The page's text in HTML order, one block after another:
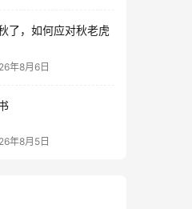
了，如何应对秋老虎
年8月6日
年8月5日